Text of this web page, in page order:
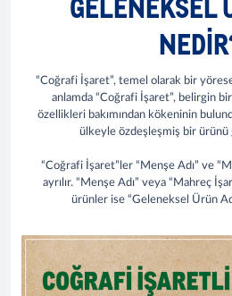
“Coğrafi İşaret”, temel olarak bir
anlamda “Coğrafi İşaret”, belirgin
özellikleri bakımından kökeninin
ülkeyle özdeşleşmiş bir
“Coğrafi İşaret”ler “Menşe Adı” ve
ayrılır. “Menşe Adı” veya “Mahreç
ürünler ise “Geleneksel Ürün